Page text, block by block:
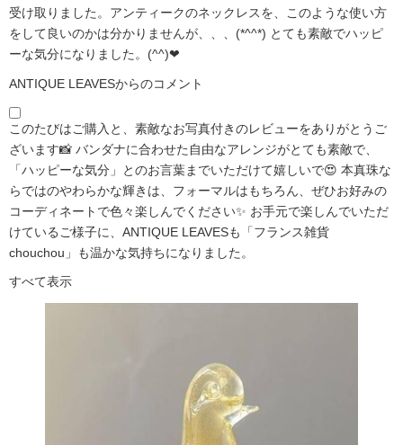
受け取りました。アンティークのネックレスを、このような使い方
をして良いのかは分かりませんが、、、(*^^*) とても素敵でハッピ
ーな気分になりました。(^^)❤
ANTIQUE LEAVESからのコメント
このたびはご購入と、素敵なお写真付きのレビューをありがとうご
ざいます📸 バンダナに合わせた自由なアレンジがとても素敵で、
「ハッピーな気分」とのお言葉までいただけて嬉しいで😍 本真珠な
らではのやわらかな輝きは、フォーマルはもちろん、ぜひお好みの
コーディネートで色々楽しんでください✨ お手元で楽しんでいただ
けているご様子に、ANTIQUE LEAVESも「フランス雑貨
chouchou」も温かな気持ちになりました。
すべて表示